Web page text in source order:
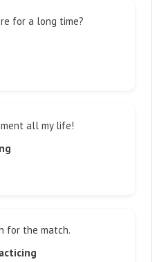
for a long time?
all my life!
for the match.